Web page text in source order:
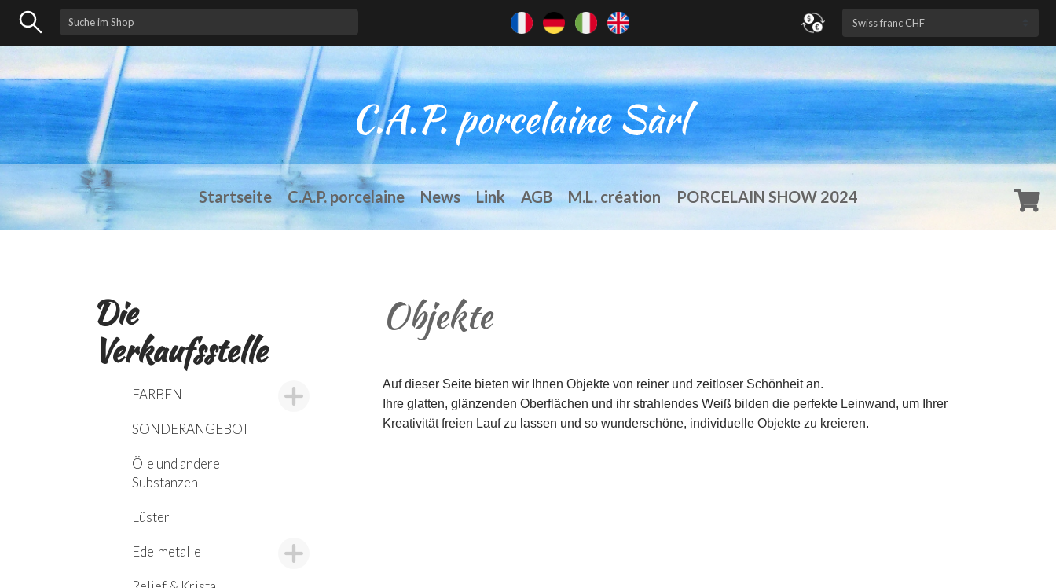
Startseite C.A.P. porcelaine News Link AGB M.L. création PORCELAIN SHOW 2024
Die
Verkaufsstelle
FARBEN
SONDERANGEBOT
Öle und andere
Substanzen
Lüster
Edelmetalle
Objekte
Auf dieser Seite bieten wir Ihnen Objekte von reiner und zeitloser Schönheit an.
Ihre glatten, glänzenden Oberflächen und ihr strahlendes Weiß bilden die perfekte Leinwand, um Ihrer
Kreativität freien Lauf zu lassen und so wunderschöne, individuelle Objekte zu kreieren.